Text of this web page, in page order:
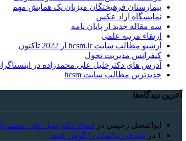
بیمارستان فرهیختگان میزبان یک همایش مهم
نمایشگاه آزاد عکس
سه مقاله جدید از پایان نامه
ارتقاء مرتبه علمی
آرشیو مطالب سایت hcsm.ir از 2022 تاکنون
کنفرانس مدیریت تحول
آدرس های دکترخلیل علی محمدزاده در
جدیدترین مطالب سایت hcsm
آخرین دیدگاه‌ها
ابوالفضل رحیمی در
استاد دکترخلیل علی
1 در باید فرزندانمان را گوش کنیم.